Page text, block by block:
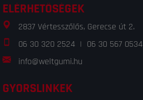
ELÉRHETŐSÉGEK
2837 Vértesszőlős, Gerecse út 2.
06 30 320 2524 | 06 30 567 0534
info@weltgumi.hu
GYORSLINKEK